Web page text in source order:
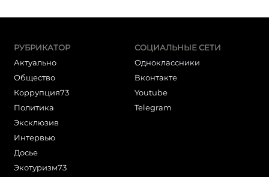
РУБРИКАТОР
Актуально
Общество
Коррупция73
Политика
Эксклюзив
Интервью
Досье
Экотуризм73
СОЦИАЛЬНЫЕ СЕТИ
Одноклассники
Вконтакте
Youtube
Telegram